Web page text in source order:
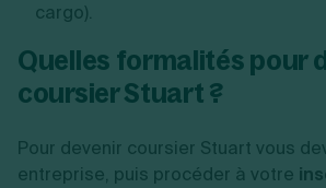
cargo).
Quelles formalités pour
coursier Stuart ?
Pour devenir coursier Stuart vous
entreprise, puis procéder à votre